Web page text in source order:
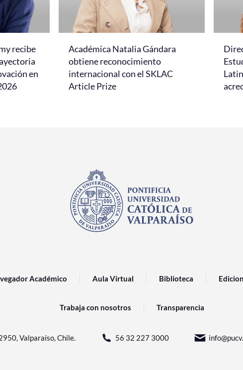
recibe
en
Académica Natalia Gándara
obtiene reconocimiento
internacional con el SKLAC
Article Prize
Académico Aula Virtual Biblioteca
Trabaja con nosotros Transparencia
Valparaíso, Chile. 56 32 227 3000